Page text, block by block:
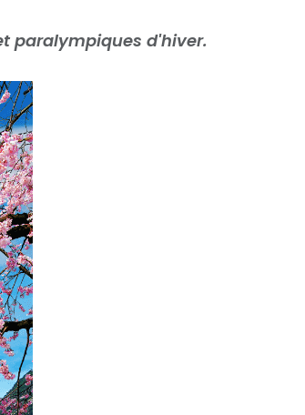
paralympiques d'hiver.